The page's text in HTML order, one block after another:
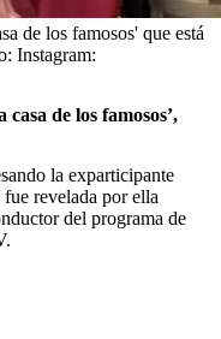
de los famosos' que está
Instagram:
de los famosos’,
la exparticipante
fue revelada por ella
del programa de